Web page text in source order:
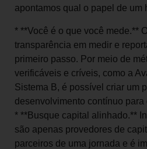
apontamos qual o papel de um
* **Você é o que você mede.**
transparência em medir e
primeiro passo. Por meio de
verificáveis e críveis, como a
Sistema B, é possível criar um
desenvolvimento contínuo para
* **Busque capital alinhado.**
são apenas provedores de
parceiros de uma jornada e é